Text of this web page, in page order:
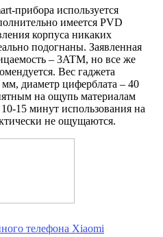
прибора используется
имеется PVD
корпуса никаких
подогнаны. Заявленная
– 3ATM, но все же
Вес гаджета
мм, диаметр циферблата – 40
на ощупь материалам
15 минут использования на
не ощущаются.
телефона Xiaomi